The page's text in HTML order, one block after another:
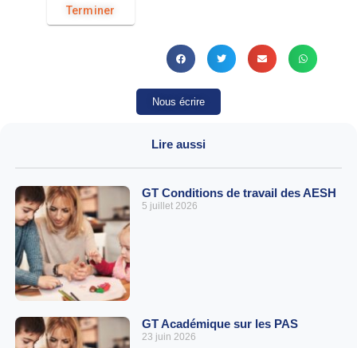
Nous écrire
Lire aussi
GT Conditions de travail des AESH
5 juillet 2026
GT Académique sur les PAS
23 juin 2026